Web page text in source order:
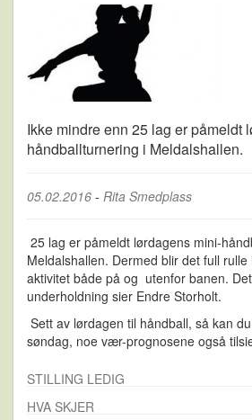
Ikke mindre enn 25 lag er påmeldt
håndballturnering i Meldalshallen.
05.02.2016 - Rita Smedplass
25 lag er påmeldt lørdagens mini-
Meldalshallen. Dermed blir det full
aktivitet både på og utenfor banen.
underholdning sier Endre Storholt.
Sett av lørdagen til håndball, så kan
søndag, noe vær-prognosene også
STILLING LEDIG
HVA SKJER